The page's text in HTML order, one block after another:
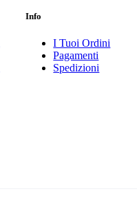
Info
I Tuoi Ordini
Pagamenti
Spedizioni